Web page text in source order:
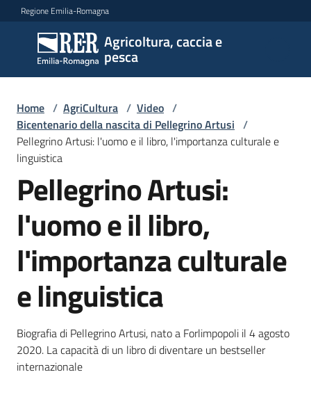
Vai al contenuto
Vai alla navigazione
Vai al footer
Regione Emilia-Romagna
Agricoltura, caccia e
pesca
Agricoltura,
caccia e
pesca
Argomenti
Novità
Servizi
Leggi
atti
Piani
Home / AgriCultura / Video /
Bicentenario della nascita di Pellegrino Artusi /
Pellegrino Artusi: l'uomo e il libro, l'importanza culturale e
linguistica
Pellegrino Artusi:
l'uomo e il libro,
l'importanza culturale
e linguistica
Biografia di Pellegrino Artusi, nato a Forlimpopoli il 4 agosto
2020. La capacità di un libro di diventare un bestseller
internazionale